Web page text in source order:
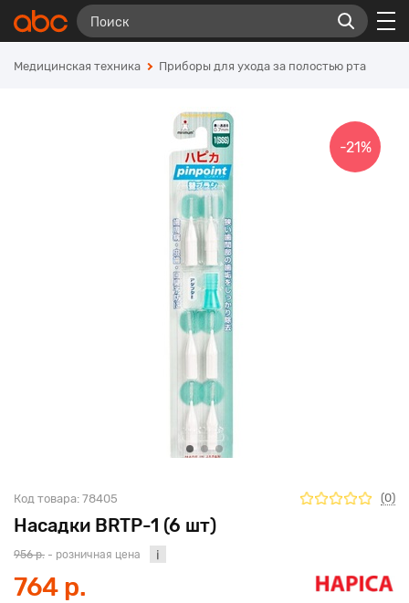
Медицинская техника Приборы для ухода за полостью рта
Насадки BRTP-1 (6 шт)
Код товара: 78405 (0)
-21%
956 р. - розничная цена
764 р.